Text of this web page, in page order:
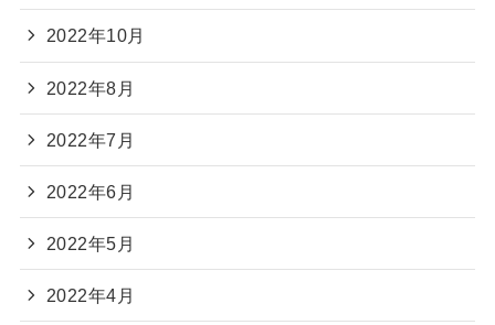
2022年10月
2022年8月
2022年7月
2022年6月
2022年5月
2022年4月